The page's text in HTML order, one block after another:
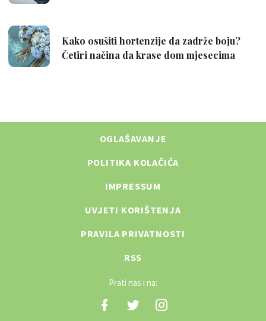
OGLAŠAVANJE
POLITIKA KOLAČIĆA
IMPRESSUM
UVJETI KORIŠTENJA
PRAVILA PRIVATNOSTI
RSS
Prati nas i na: